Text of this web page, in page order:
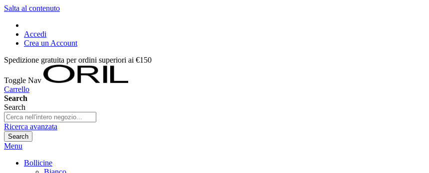
Salta al contenuto
Accedi
Crea un Account
Spedizione gratuita per ordini superiori ai €150
Toggle Nav
Carrello
Search
Search
Ricerca avanzata
Search
Menu
Bollicine